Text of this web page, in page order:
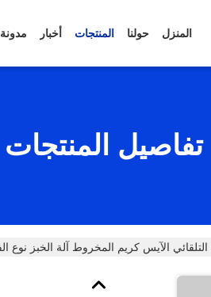
المنزل حولنا المنتجات أخبار مدونة
تفاصيل المنتجات